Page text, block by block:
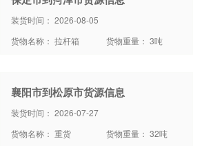
装货时间： 2026-08-05
货物名称： 拉杆箱
货物重量： 3吨
襄阳市到松原市货源信息
装货时间： 2026-07-27
货物名称： 重货
货物重量： 32吨